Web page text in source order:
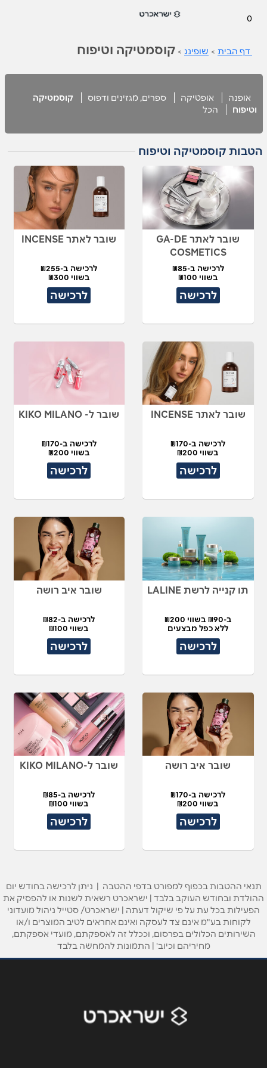
0
דף הבית > שופינג > קוסמטיקה וטיפוח
אופנה אופטיקה ספרים, מגזינים ודפוס
קוסמטיקה
וטיפוח
הכל
הטבות קוסמטיקה וטיפוח
שובר לאתר GA-DE
COSMETICS
לרכישה ב-₪85
בשווי ₪100
לרכישה
שובר לאתר INCENSE
לרכישה ב-₪255
בשווי ₪300
לרכישה
שובר לאתר INCENSE
לרכישה ב-₪170
בשווי ₪200
לרכישה
שובר ל- KIKO MILANO
לרכישה ב-₪170
בשווי ₪200
לרכישה
תו קנייה לרשת LALINE
ב-₪90 בשווי ₪200
ללא כפל מבצעים
לרכישה
שובר איב רושה
לרכישה ב-₪82
בשווי ₪100
לרכישה
שובר איב רושה
לרכישה ב-₪170
בשווי ₪200
לרכישה
שובר ל-KIKO MILANO
לרכישה ב-₪85
בשווי ₪100
לרכישה
תנאי ההטבות בכפוף למפורט בדפי ההטבה | ניתן לרכישה בחודש יום
ההולדת ובחודש העוקב בלבד | ישראכרט רשאית לשנות או להפסיק את
הפעילות בכל עת על פי שיקול דעתה | ישראכרט/ סטייל ניהול מועדוני
לקוחות בע"מ אינם צד לעסקה ואינם אחראים לטיב המוצרים ו/או
השירותים הכלולים בפרסום, וככלל זה לאספקתם, מועדי אספקתם,
מחיריהם וכיוב' | התמונות להמחשה בלבד